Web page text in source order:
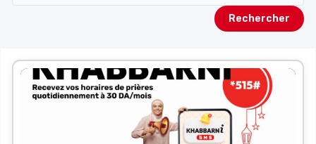
Rechercher